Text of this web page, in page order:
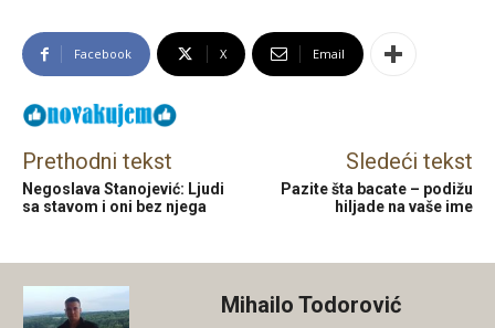
Facebook X Email
Prethodni tekst
Negoslava Stanojević: Ljudi
sa stavom i oni bez njega
Sledeći tekst
Pazite šta bacate – podižu
hiljade na vaše ime
Mihailo Todorović